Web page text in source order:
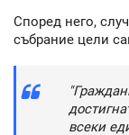
Според него,
събрание цели
всеки